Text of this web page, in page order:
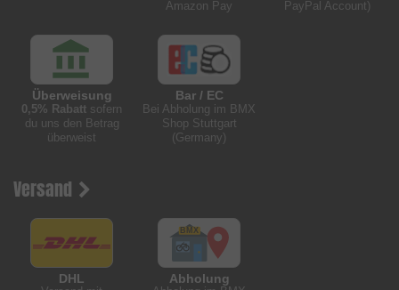
Amazon Pay
PayPal Account)
Überweisung
0,5% Rabatt sofern
du uns den Betrag
überweist
Bar / EC
Bei Abholung im BMX
Shop Stuttgart
(Germany)
Versand
DHL Abholung